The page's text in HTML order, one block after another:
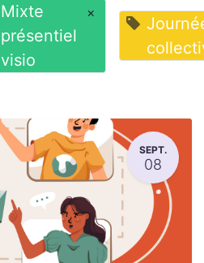
Mixte
présentiel
visio
×
SEPT.
08